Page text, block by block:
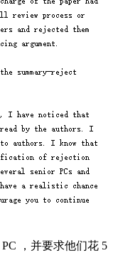
，并要求他们花 5